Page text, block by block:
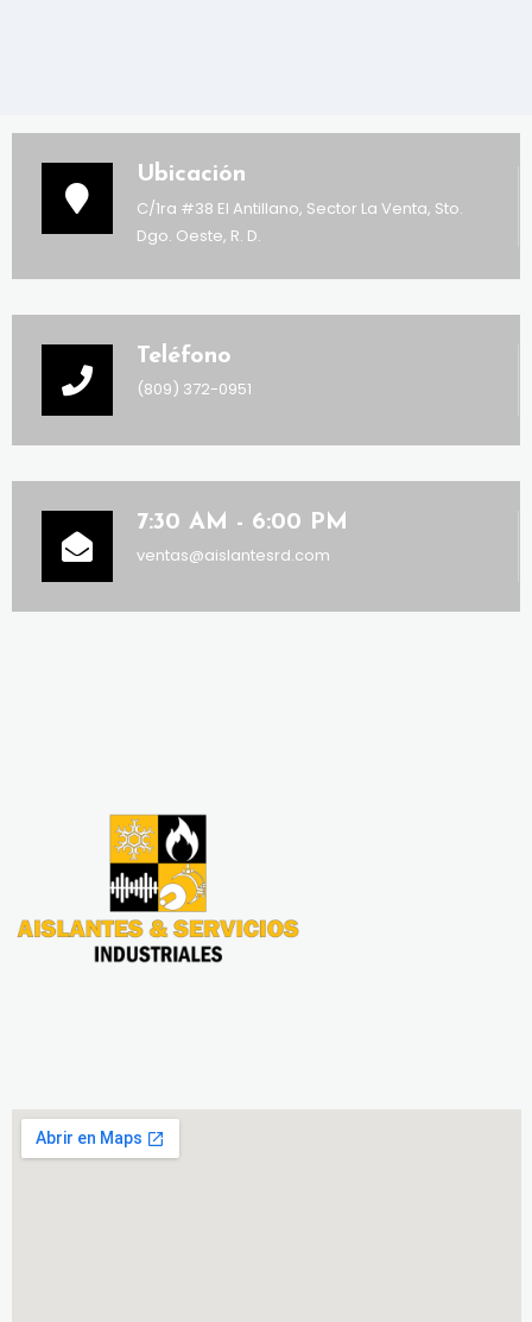
Ubicación
C/1ra #38 El Antillano, Sector La Venta, Sto.
Dgo. Oeste, R. D.
Teléfono
(809) 372-0951
7:30 AM - 6:00 PM
ventas@aislantesrd.com